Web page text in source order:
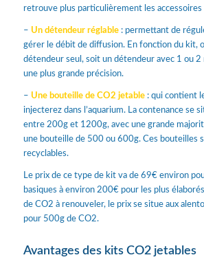
retrouve plus particulièrement les accessoires
– Un détendeur réglable: permettant de
gérer le débit de diffusion. En fonction du kit,
détendeur seul, soit un détendeur avec 1 ou
une plus grande précision.
– Une bouteille de CO2 jetable: qui contient
injecterez dans l’aquarium. La contenance se
entre 200g et 1200g, avec une grande
une bouteille de 500 ou 600g. Ces bouteilles
recyclables.
Le prix de ce type de kit va de 69€ environ
basiques à environ 200€ pour les plus
de CO2 à renouveler, le prix se situe aux
pour 500g de CO2.
Avantages des kits CO2 jetables